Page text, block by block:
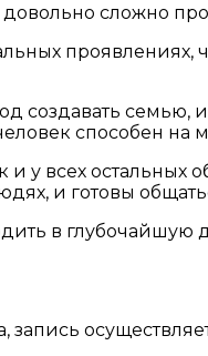
сложно
проявлениях,
создавать семью,
способен
у всех
и готовы
в глубочайшую
запись